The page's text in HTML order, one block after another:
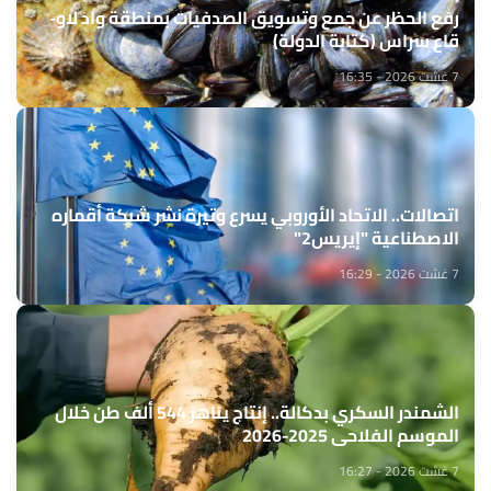
رفع الحظر عن جمع وتسويق الصدفيات بمنطقة واد لاو-
قاع سراس (كتابة الدولة)
7 غشت 2026 - 16:35
اتصالات.. الاتحاد الأوروبي يسرع وتيرة نشر شبكة أقماره
الاصطناعية "إيريس2"
7 غشت 2026 - 16:29
الشمندر السكري بدكالة.. إنتاج يناهز 544 ألف طن خلال
الموسم الفلاحي 2025-2026
7 غشت 2026 - 16:27